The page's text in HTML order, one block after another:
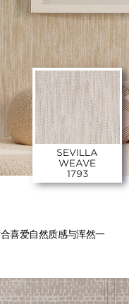
SEVILLA
WEAVE
1793
喜爱自然质感与浑然一